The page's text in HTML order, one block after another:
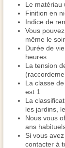
Le matériau
Finition en
Indice de
Vous
même le soir
Durée de
heures
La tension
La classe
est 1
La
les jardins,
Nous vous
ans
Si vous
contacter à